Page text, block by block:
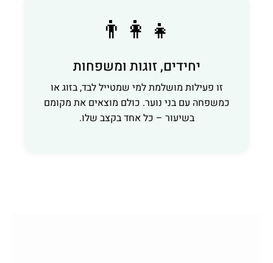
👨‍👩‍👧
יחידים, זוגות ומשפחות
זו פעילות מושלמת למי שמטייל לבד, בזוג או
כמשפחה עם בני נוער. כולם מוצאים את מקומם
בשיעור – כל אחד בקצב שלו.